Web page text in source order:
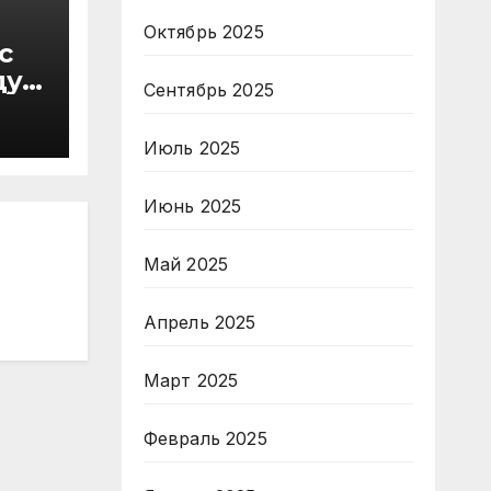
Октябрь 2025
Сентябрь 2025
Июль 2025
Июнь 2025
Май 2025
Апрель 2025
Март 2025
Февраль 2025